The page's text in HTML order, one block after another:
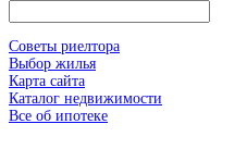
Советы риелтора
Выбор жилья
Карта сайта
Каталог недвижимости
Все об ипотеке